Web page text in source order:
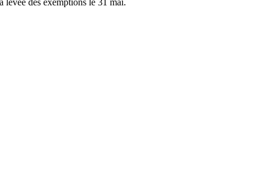
levée des exemptions le 31 mai.